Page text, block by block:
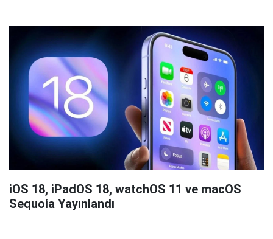
iOS 18, iPadOS 18, watchOS 11 ve macOS
Sequoia Yayınlandı